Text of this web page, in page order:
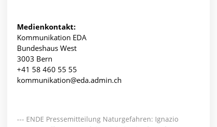
Medienkontakt:
Kommunikation EDA
Bundeshaus West
3003 Bern
+41 58 460 55 55
kommunikation@eda.admin.ch
--- ENDE Pressemitteilung Naturgefahren: Ignazio